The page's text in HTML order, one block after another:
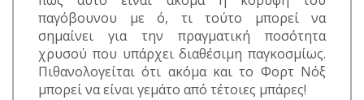
παγόβουνου με ό, τι τούτο μπορεί να
σημαίνει για την πραγματική ποσότητα
χρυσού που υπάρχει διαθέσιμη παγκοσμίως.
Πιθανολογείται ότι ακόμα και το Φορτ Νόξ
μπορεί να είναι γεμάτο από τέτοιες μπάρες!